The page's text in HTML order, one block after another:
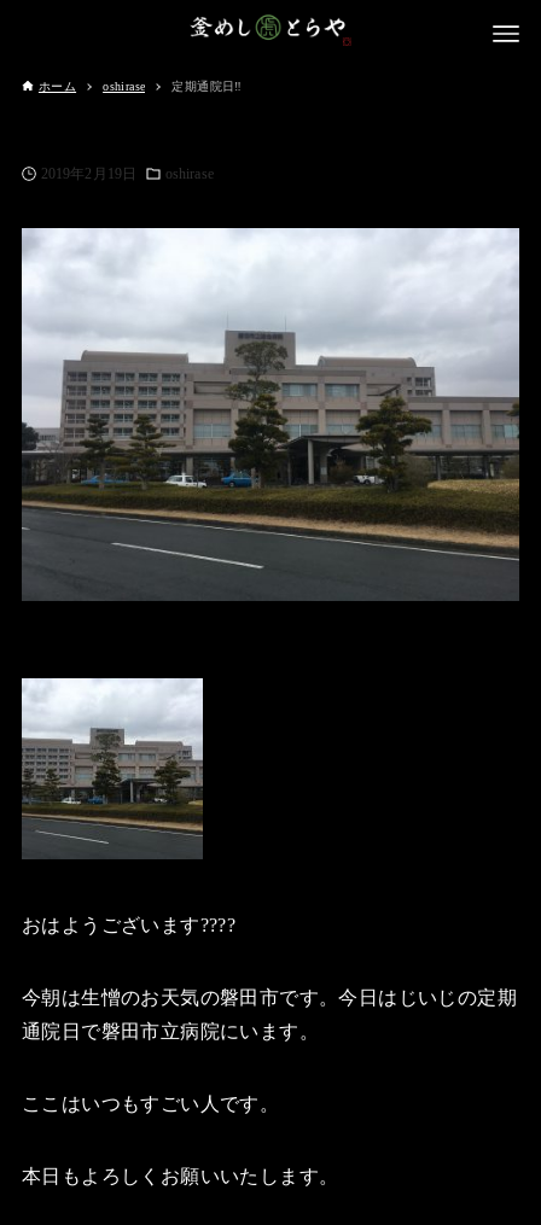
ホーム oshirase 定期通院日‼️
2019年2月19日 oshirase
おはようございます????
今朝は生憎のお天気の磐田市です。今日はじいじの定期
通院日で磐田市立病院にいます。
ここはいつもすごい人です。
本日もよろしくお願いいたします。